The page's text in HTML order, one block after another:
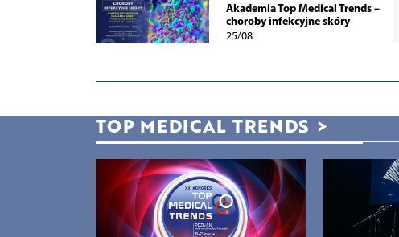
Akademia Top Medical Trends –
choroby infekcyjne skóry
25/08
TOP MEDICAL TRENDS >